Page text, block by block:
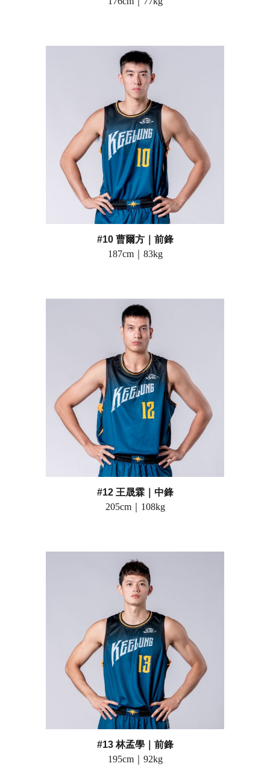
#10 曹爾方｜前鋒
187cm｜ 83kg
#12 王晟霖｜ 中鋒
205cm｜ 108kg
#13 林孟學｜前鋒
195cm｜ 92kg